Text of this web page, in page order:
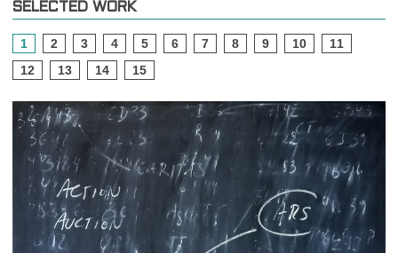
SELECTED WORK
1 2 3 4 5 6 7 8 9 10
11
12
13 14 15